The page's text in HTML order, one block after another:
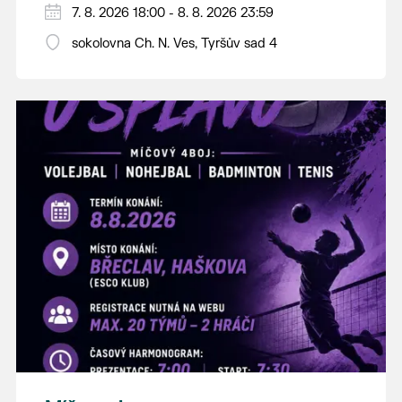
PÁTEK 7. srpna
18:00 - ruční stavění máje
14:00 - krojový průvod pro stárky od
hostince “U Buvola”
16:00 - odpolední zábava na sokolovně
21:00 - večerní zábava
K tanci a poslechu bude hrát DH
Lanžhotčané.
Těšíme se na Vás!
7. 8. 2026 18:00 - 8. 8. 2026 23:59
sokolovna Ch. N. Ves, Tyršův sad 4